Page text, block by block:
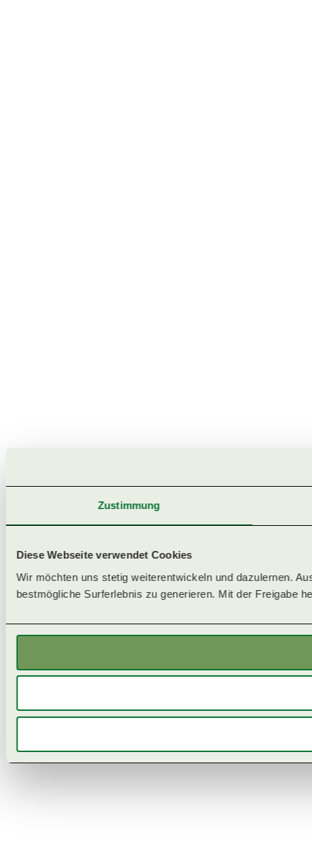
Zustimmung
Diese Webseite verwendet Cookies
Wir möchten uns stetig weiterentwickeln und dazulernen.
bestmögliche Surferlebnis zu generieren. Mit der Freigabe